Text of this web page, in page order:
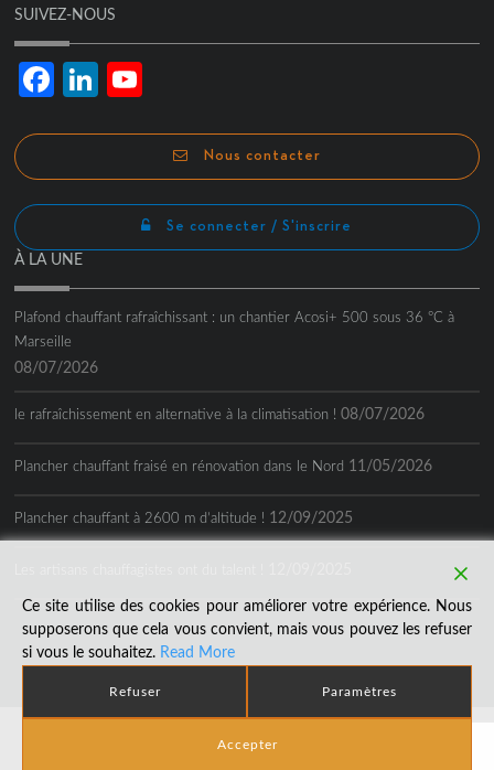
SUIVEZ-NOUS
FacebookLinkedIn
Nous contacter
Se connecter / S'inscrire
À LA UNE
Plafond chauffant rafraîchissant : un chantier Acosi+ 500 sous 36 °C à
Marseille
08/07/2026
le rafraîchissement en alternative à la climatisation ! 08/07/2026
Plancher chauffant fraisé en rénovation dans le Nord 11/05/2026
Plancher chauffant à 2600 m d’altitude ! 12/09/2025
Ce site utilise des cookies pour améliorer votre expérience. Nous
supposerons que cela vous convient, mais vous pouvez les refuser
si vous le souhaitez. Read More
Refuser Paramètres
Accepter